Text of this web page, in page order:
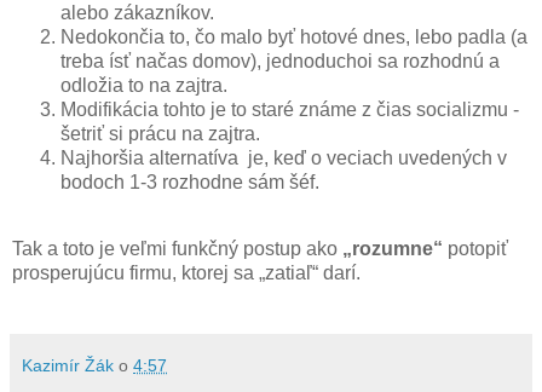
alebo zákazníkov.
Nedokončia to, čo malo byť hotové dnes, lebo padla (a
treba ísť načas domov), jednoduchoi sa rozhodnú a
odložia to na zajtra.
Modifikácia tohto je to staré známe z čias socializmu -
šetriť si prácu na zajtra.
Najhoršia alternatíva je, keď o veciach uvedených v
bodoch 1-3 rozhodne sám šéf.
Tak a toto je veľmi funkčný postup ako „rozumne“ potopiť
prosperujúcu firmu, ktorej sa „zatiaľ“ darí.
Kazimír Žák o 4:57